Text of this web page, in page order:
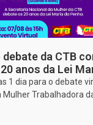
da CTB
anos da Lei
1 dia para o debate
Trabalhadora